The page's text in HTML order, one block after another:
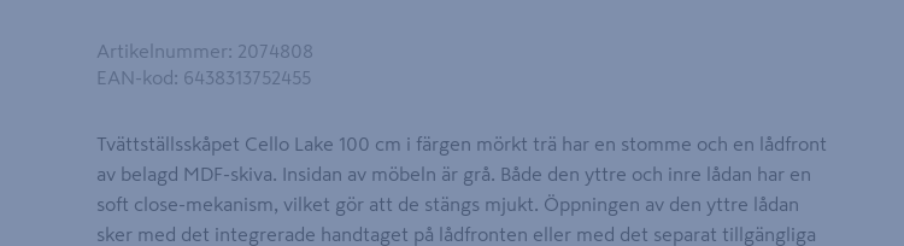
Artikelnummer: 2074808
EAN-kod : 6438313752455
Tvättställsskåpet Cello Lake 100 cm i färgen mörkt trä har en stomme och en lådfront
av belagd MDF-skiva. Insidan av möbeln är grå. Både den yttre och inre lådan har en
soft close-mekanism, vilket gör att de stängs mjukt. Öppningen av den yttre lådan
sker med det integrerade handtaget på lådfronten eller med det separat tillgängliga